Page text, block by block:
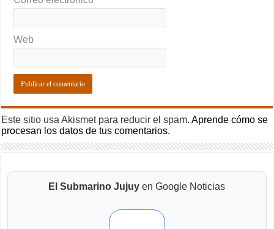
Web
Este sitio usa Akismet para reducir el spam.Aprende cómo se
procesan los datos de tus comentarios.
El Submarino Jujuy en Google Noticias